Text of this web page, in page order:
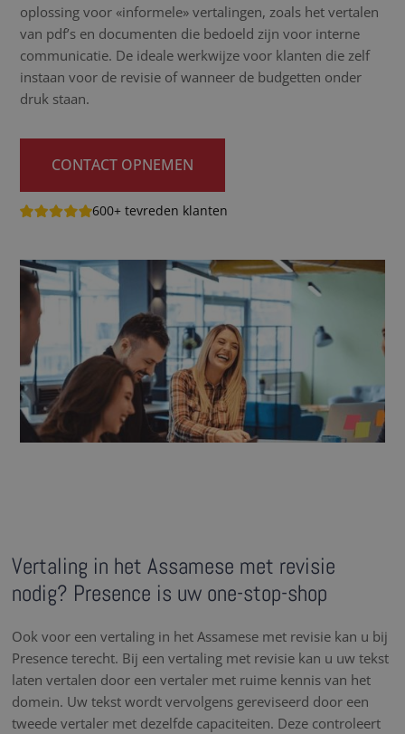
oplossing voor «informele» vertalingen, zoals het vertalen
van pdf’s en documenten die bedoeld zijn voor interne
communicatie. De ideale werkwijze voor klanten die zelf
instaan voor de revisie of wanneer de budgetten onder
druk staan.
CONTACT OPNEMEN
600+ tevreden klanten
Vertaling in het Assamese met revisie
nodig? Presence is uw one-stop-shop
Ook voor een vertaling in het Assamese met revisie kan u bij
Presence terecht. Bij een vertaling met revisie kan u uw tekst
laten vertalen door een vertaler met ruime kennis van het
domein. Uw tekst wordt vervolgens gereviseerd door een
tweede vertaler met dezelfde capaciteiten. Deze controleert